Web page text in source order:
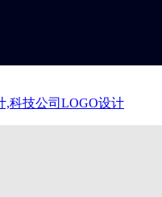
,科技公司LOGO设计